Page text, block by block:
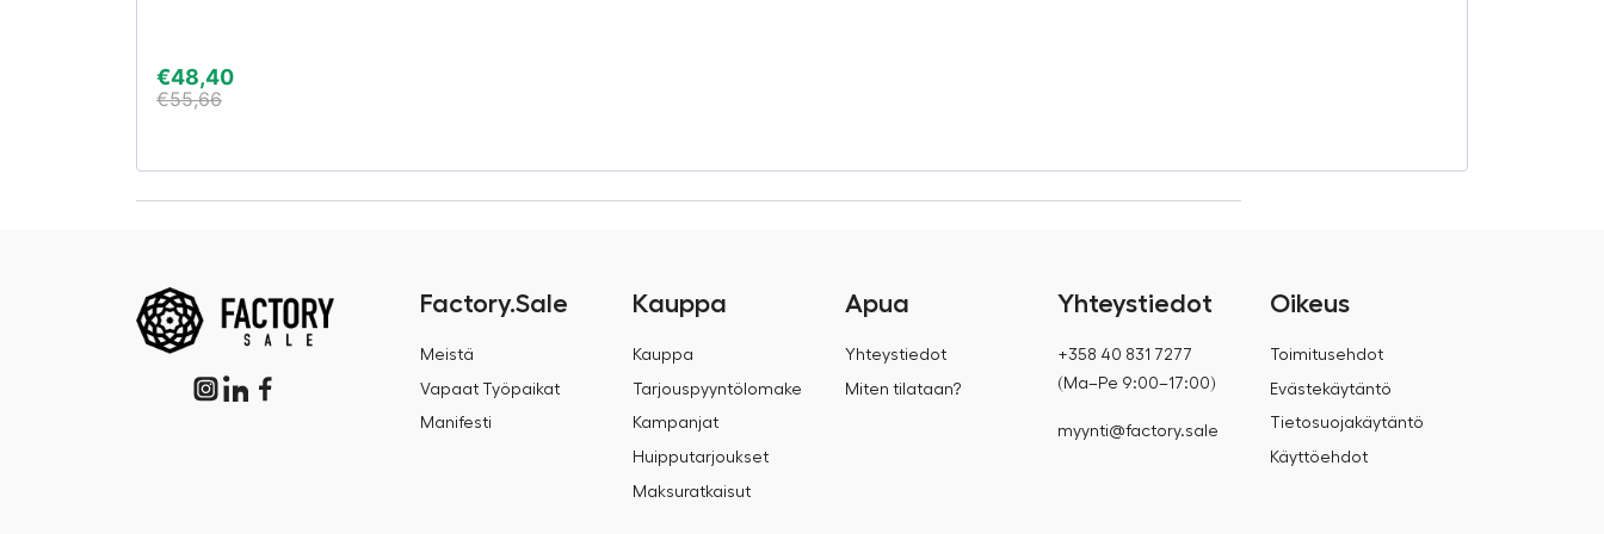
€48,40
€55,66
Factory.Sale
Meistä
Vapaat Työpaikat
Manifesti
Kauppa
Kauppa
Tarjouspyyntölomake
Kampanjat
Huipputarjoukset
Maksuratkaisut
Apua
Yhteystiedot
Miten tilataan?
Yhteystiedot
+358 40 831 7277
(Ma–Pe 9:00–17:00)
myynti@factory.sale
Oikeus
Toimitusehdot
Evästekäytäntö
Tietosuojakäytäntö
Käyttöehdot